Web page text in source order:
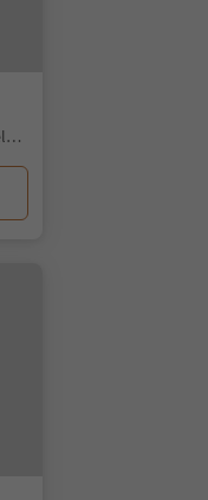
Selva/Sëlva/Wolkenstein/Sëlva, Sëlva/Selva di Val Gardena, Dolomites Region Val Gardena